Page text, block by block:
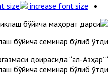
increase font size
бўйича семинар бўлиб ўтди.
доирасида “ал-Aзҳар”
бўйича семинар бўлиб ўтди.